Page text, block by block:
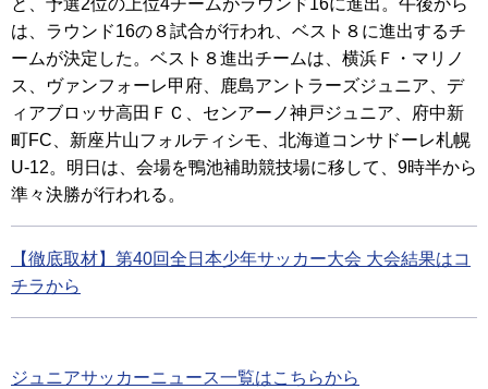
と、予選2位の上位4チームがラウンド16に進出。午後から
は、ラウンド16の８試合が行われ、ベスト８に進出するチ
ームが決定した。ベスト８進出チームは、横浜Ｆ・マリノ
ス、ヴァンフォーレ甲府、鹿島アントラーズジュニア、デ
ィアブロッサ高田ＦＣ、センアーノ神戸ジュニア、府中新
町FC、新座片山フォルティシモ、北海道コンサドーレ札幌
U-12。明日は、会場を鴨池補助競技場に移して、9時半から
準々決勝が行われる。
【徹底取材】第40回全日本少年サッカー大会 大会結果はコ
チラから
ジュニアサッカーニュース一覧はこちらから